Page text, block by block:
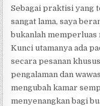
Sebagai praktisi yang
sangat lama, saya
bukanlah memperluas
Kunci utamanya ada
secara pesanan
pengalaman dan
mengubah kamar
menyenangkan bagi